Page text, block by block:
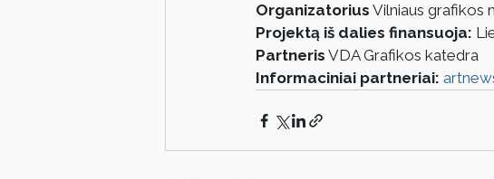
Organizatorius Vilniaus grafikos
Projektą iš dalies finansuoja:
Partneris VDA Grafikos katedra
Informaciniai partneriai: